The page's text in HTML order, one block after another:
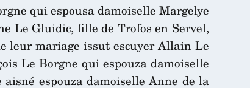
qui espousa damoiselle Margelye
Le Gluidic, fille de Trofos en Servel,
leur mariage issut escuyer Allain Le
Le Borgne qui espouza damoiselle
espouza damoiselle Anne de la